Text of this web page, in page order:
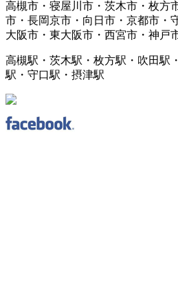
高槻市・寝屋川市・茨木市・枚方
市・長岡京市・向日市・京都市・
大阪市・東大阪市・西宮市・神戸
高槻駅・茨木駅・枚方駅・吹田駅
駅・守口駅・摂津駅